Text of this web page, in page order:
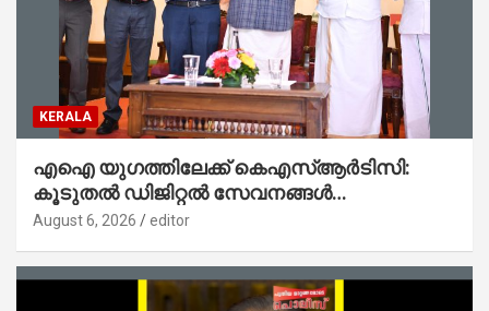
KERALA
എഐ യുഗത്തിലേക്ക് കെഎസ്ആർടിസി:
കൂടുതൽ ഡിജിറ്റൽ സേവനങ്ങൾ
ജനങ്ങളിലേക്കെത്തിക്കും – മന്ത്രി സി പി
August 6, 2026 editor